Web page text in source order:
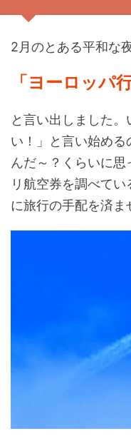
2月のとある平和な
「ヨーロッパ
と言い出しました
い！」と言い始める
んだ～？くらいに
リ航空券を調べて
に旅行の手配を済ま